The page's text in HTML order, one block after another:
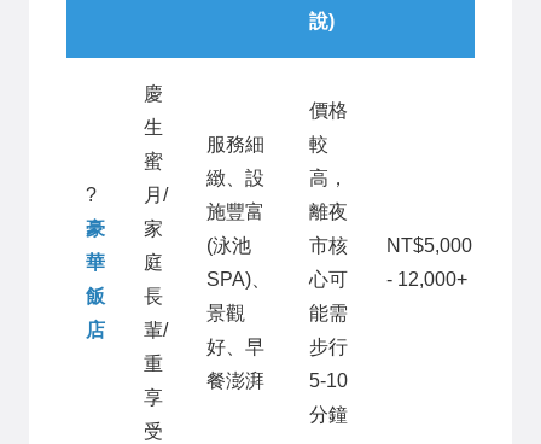
說)
?
豪
華
飯
店
慶
生
蜜
月/
家
庭
長
輩/
重
享
受
服務細
緻、設
施豐富
(泳池
SPA)、
景觀
好、早
餐澎湃
價格
較
高，
離夜
市核
心可
能需
步行
5-10
分鐘
NT$5,000
- 12,000+